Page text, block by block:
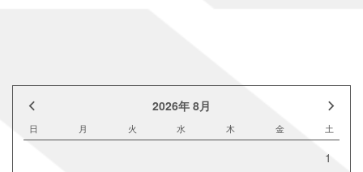
2026年 8月
日 月 火 水 木 金 土
1